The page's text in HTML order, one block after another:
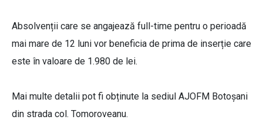
Absolvenții care se angajează full-time pentru o perioadă
mai mare de 12 luni vor beneficia de prima de inserție care
este în valoare de 1.980 de lei.
Mai multe detalii pot fi obținute la sediul AJOFM Botoșani
din strada col. Tomoroveanu.